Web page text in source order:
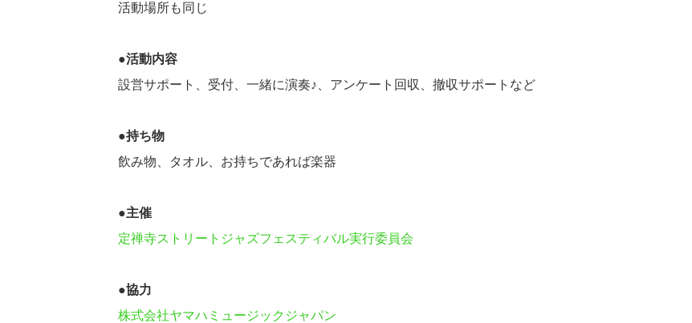
活動場所も同じ
●活動内容
設営サポート、受付、一緒に演奏♪、アンケート回収、撤収サポートなど
●持ち物
飲み物、タオル、お持ちであれば楽器
●主催
定禅寺ストリートジャズフェスティバル実行委員会
●協力
株式会社ヤマハミュージックジャパン